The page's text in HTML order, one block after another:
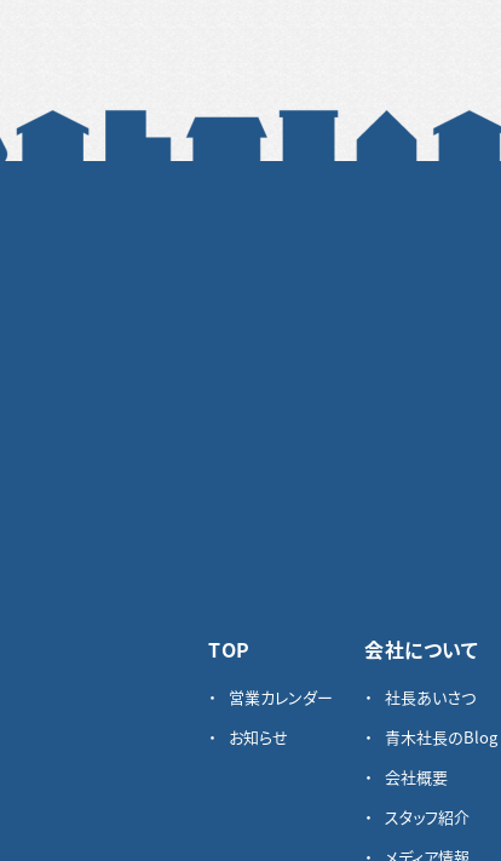
TOP
営業カレンダー
お知らせ
会社について
社長あいさつ
青木社長のBlog
会社概要
スタッフ紹介